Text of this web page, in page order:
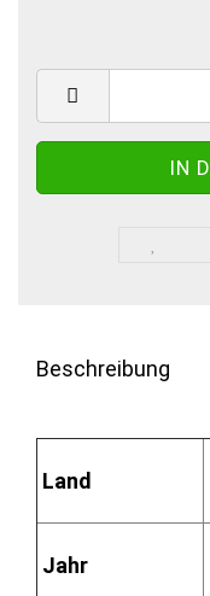
Beschreibung
Land
Jahr